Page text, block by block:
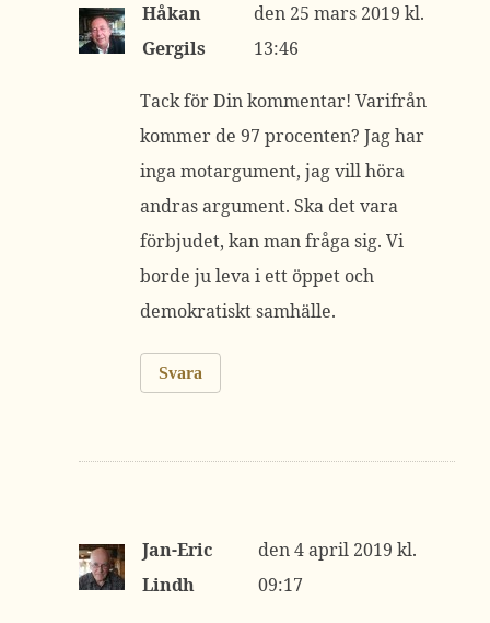
Håkan
Gergils
25 mars 2019 kl.
13:46
Tack för Din kommentar! Varifrån
kommer de 97 procenten? Jag har
inga motargument, jag vill höra
andras argument. Ska det vara
förbjudet, kan man fråga sig. Vi
borde ju leva i ett öppet och
demokratiskt samhälle.
Svara
Jan-Eric
Lindh
4 april 2019 kl.
09:17